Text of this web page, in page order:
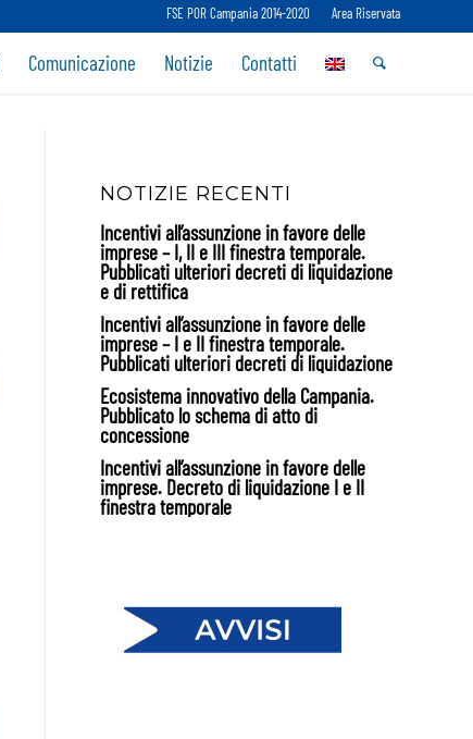
FSE POR Campania 2014-2020 Area Riservata
Comunicazione Notizie Contatti
NOTIZIE RECENTI
Incentivi all’assunzione in favore delle
imprese – I, II e III finestra temporale.
Pubblicati ulteriori decreti di liquidazione
e di rettifica
Incentivi all’assunzione in favore delle
imprese – I e II finestra temporale.
Pubblicati ulteriori decreti di liquidazione
Ecosistema innovativo della Campania.
Pubblicato lo schema di atto di
concessione
Incentivi all’assunzione in favore delle
imprese. Decreto di liquidazione I e II
finestra temporale